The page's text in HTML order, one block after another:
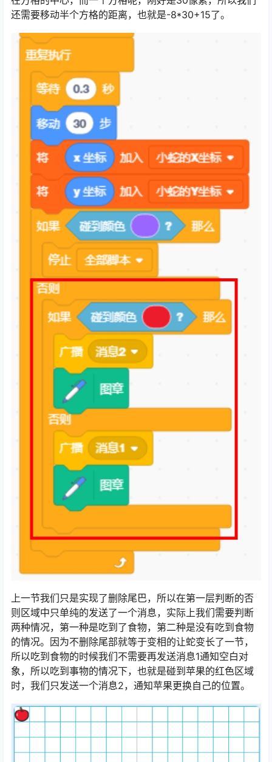
还需要移动半个方格的距离，也就是-8*30+15了。
上一节我们只是实现了删除尾巴，所以在第一层判断的否
则区域中只单纯的发送了一个消息，实际上我们需要判断
两种情况，第一种是吃到了食物，第二种是没有吃到食物
的情况。因为不删除尾部就等于变相的让蛇变长了一节，
所以吃到食物的时候我们不需要再发送消息1通知空白对
象，所以吃到事物的情况下，也就是碰到苹果的红色区域
时，我们只发送一个消息2，通知苹果更换自己的位置。